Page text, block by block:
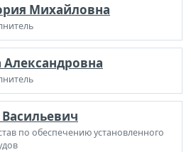
Михайловна
по обеспечению установленного